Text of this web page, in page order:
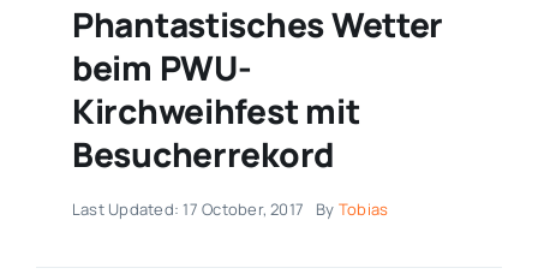
Phantastisches Wetter
beim PWU-
Kirchweihfest mit
Besucherrekord
Last Updated: 17 October, 2017 By Tobias